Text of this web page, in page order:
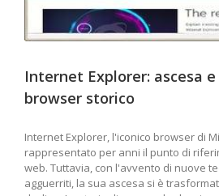
Internet Explorer: ascesa
browser storico
Internet Explorer, l'iconico browser di
rappresentato per anni il punto di
web. Tuttavia, con l'avvento di nuove
agguerriti, la sua ascesa si è